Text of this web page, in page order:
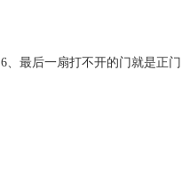
6、最后一扇打不开的门就是正